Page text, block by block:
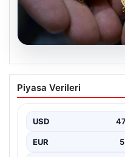
06.08.2026
Altın fiyatları
fiyatları ne kadar
fiyatları
Piyasa Verileri
USD
EUR